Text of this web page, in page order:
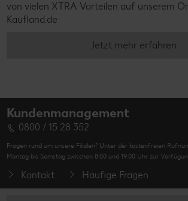
von vielen XTRA Vorteilen auf unserem
Kaufland.de
Jetzt mehr erfahren
Kundenmanagement
0800 / 15 28 352
Fragen rund um unsere Filialen? Unter der kostenfreien
Montag bis Samstag zwischen 8:00 und 19:00 Uhr zur
Kontakt Häufige Fragen